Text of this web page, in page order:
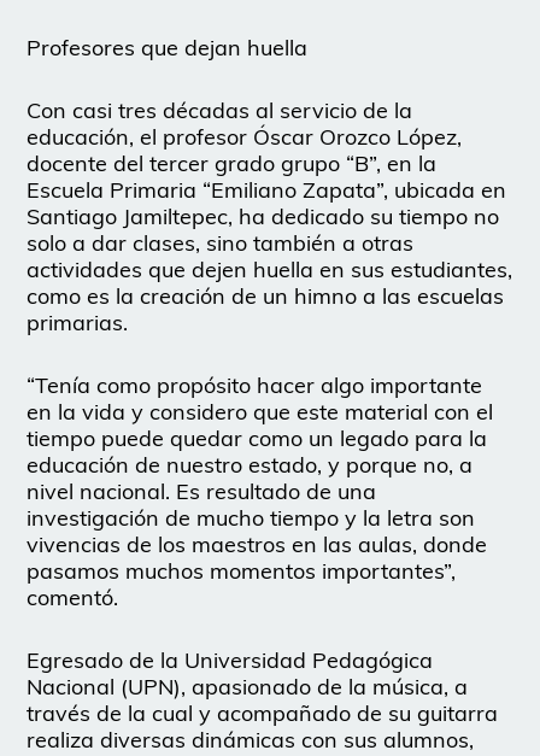
Profesores que dejan huella
Con casi tres décadas al servicio de la
educación, el profesor Óscar Orozco López,
docente del tercer grado grupo “B”, en la
Escuela Primaria “Emiliano Zapata”, ubicada en
Santiago Jamiltepec, ha dedicado su tiempo no
solo a dar clases, sino también a otras
actividades que dejen huella en sus estudiantes,
como es la creación de un himno a las escuelas
primarias.
“Tenía como propósito hacer algo importante
en la vida y considero que este material con el
tiempo puede quedar como un legado para la
educación de nuestro estado, y porque no, a
nivel nacional. Es resultado de una
investigación de mucho tiempo y la letra son
vivencias de los maestros en las aulas, donde
pasamos muchos momentos importantes”,
comentó.
Egresado de la Universidad Pedagógica
Nacional (UPN), apasionado de la música, a
través de la cual y acompañado de su guitarra
realiza diversas dinámicas con sus alumnos,